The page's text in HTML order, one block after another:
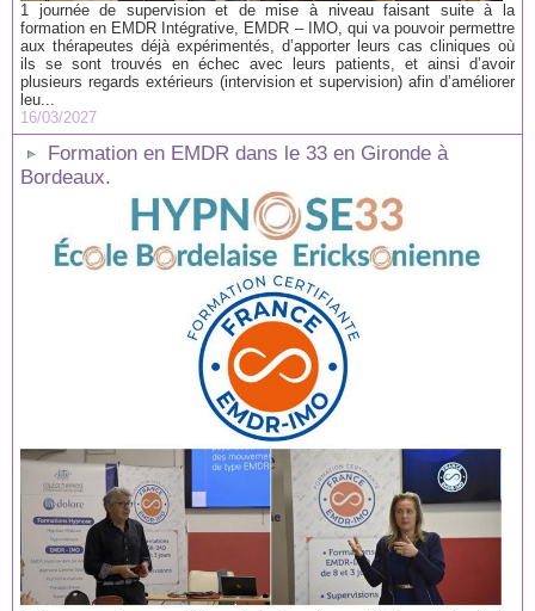
1 journée de supervision et de mise à niveau faisant suite à la
formation en EMDR Intégrative, EMDR – IMO, qui va pouvoir permettre
aux thérapeutes déjà expérimentés, d’apporter leurs cas cliniques où
ils se sont trouvés en échec avec leurs patients, et ainsi d’avoir
plusieurs regards extérieurs (intervision et supervision) afin d’améliorer
leu...
16/03/2027
Formation en EMDR dans le 33 en Gironde à
Bordeaux.